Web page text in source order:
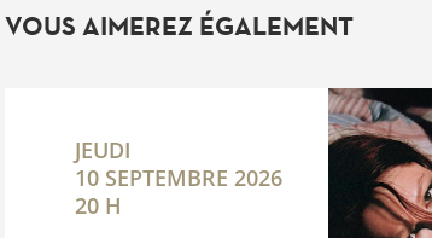
VOUS AIMEREZ ÉGALEMENT
JEUDI
10 SEPTEMBRE 2026
20 H